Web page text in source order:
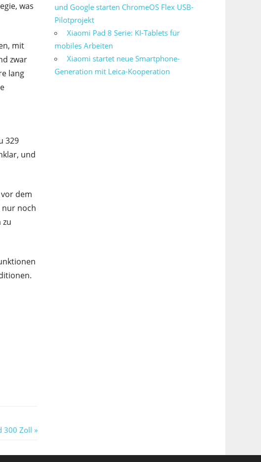
was
mit
zwar
lang
329
und
dem
nur noch
zu
300 Zoll
und Google starten ChromeOS Flex USB-
Pilotprojekt
Xiaomi Pad 8 Serie: KI-Tablets für
mobiles Arbeiten
Xiaomi startet neue Smartphone-
Generation mit Leica-Kooperation